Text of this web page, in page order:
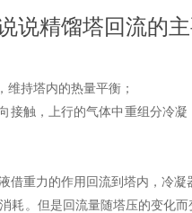
说精馏塔回流的
持塔内的热量平衡；
触，上行的气体中重组分冷凝
借重力的作用回流到塔内，冷凝
。但是回流量随塔压的变化而